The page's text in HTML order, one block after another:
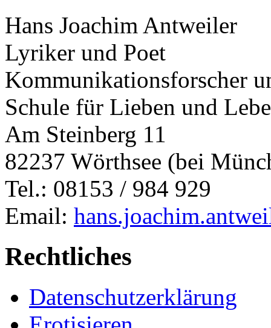
Hans Joachim Antweiler
Lyriker und Poet
Kommunikationsforscher
Schule für Lieben und
Am Steinberg 11
82237 Wörthsee (bei
Tel.: 08153 / 984 929
Email:
Rechtliches
Datenschutzerklärung